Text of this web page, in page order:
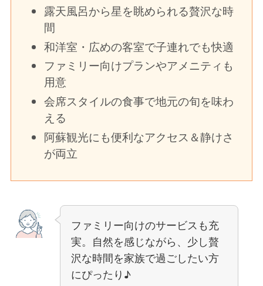
露天風呂から星を眺められる贅沢な時
間
和洋室・広めの客室で子連れでも快適
ファミリー向けプランやアメニティも
用意
会席スタイルの食事で地元の旬を味わ
える
阿蘇観光にも便利なアクセス＆静けさ
が両立
ファミリー向けのサービスも充
実。自然を感じながら、少し贅
沢な時間を家族で過ごしたい方
にぴったり♪